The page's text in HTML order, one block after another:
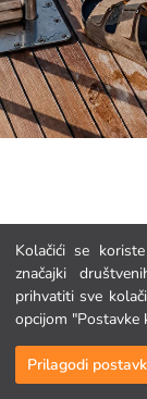
Kolačići se
značajki
prihvatiti sve
opcijom "Postavke
Prilagodi
Muške natikače s